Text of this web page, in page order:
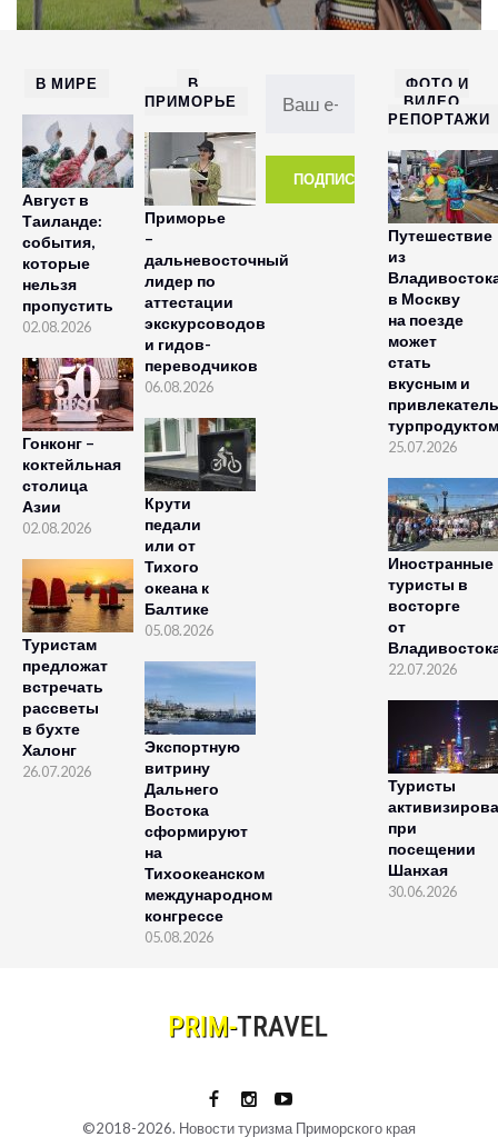
В МИРЕ
Август в
Таиланде:
события,
которые
нельзя
пропустить
02.08.2026
Гонконг –
коктейльная
столица
Азии
02.08.2026
Туристам
предложат
встречать
рассветы
в бухте
Халонг
26.07.2026
В
ПРИМОРЬЕ
Приморье
–
дальневосточный
лидер по
аттестации
экскурсоводов
и гидов-
переводчиков
06.08.2026
Крути
педали
или от
Тихого
океана к
Балтике
05.08.2026
Экспортную
витрину
Дальнего
Востока
сформируют
на
Тихоокеанском
международном
конгрессе
05.08.2026
ФОТО И
ВИДЕО
РЕПОРТАЖИ
Путешествие
из
в Москву
на поезде
может
стать
вкусным и
турпродуктом
25.07.2026
Иностранные
туристы в
восторге
от
22.07.2026
Туристы
при
посещении
Шанхая
30.06.2026
©2018-2026. Новости туризма Приморского края